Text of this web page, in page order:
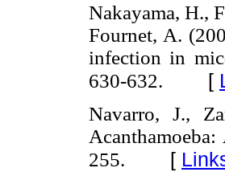
Nakayama, H.,
Fournet, A.
infection in
630-632. [
Navarro, J.,
255. [